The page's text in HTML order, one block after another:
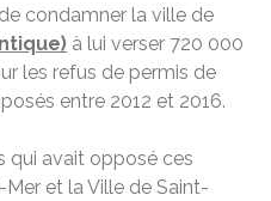
de condamner la ville de
à lui verser 720 000
les refus de permis de
entre 2012 et 2016.
qui avait opposé ces
et la Ville de Saint-